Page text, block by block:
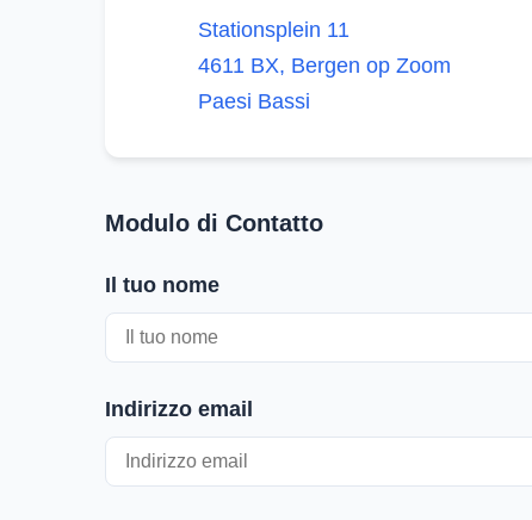
Stationsplein 11
4611 BX, Bergen op Zoom
Paesi Bassi
Modulo di Contatto
Il tuo nome
Indirizzo email